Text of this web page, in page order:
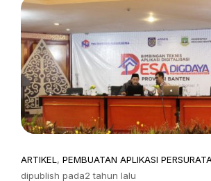
ARTIKEL , PEMBUATAN APLIKASI
dipublish pada2 tahun lalu